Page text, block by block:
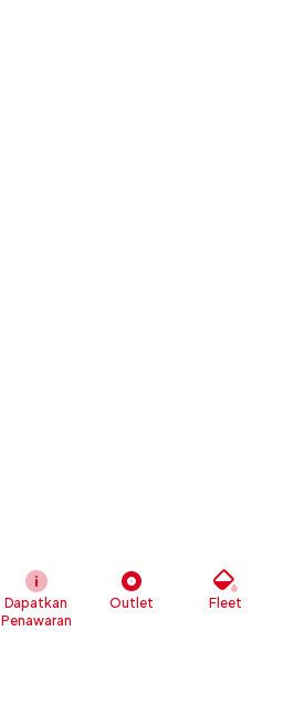
Dapatkan
Penawaran
Outlet Fleet